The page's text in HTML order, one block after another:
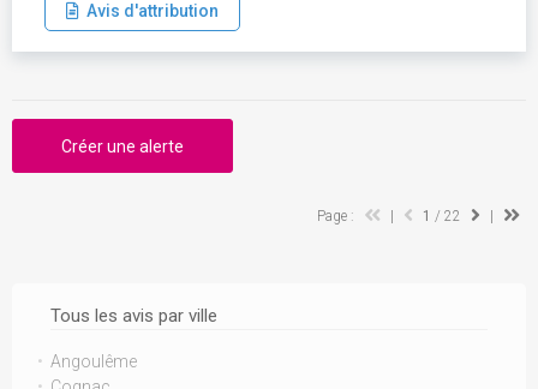
Tous les avis par ville
Angoulême
Avis d'attribution
Créer une alerte
Page : 1 / 22